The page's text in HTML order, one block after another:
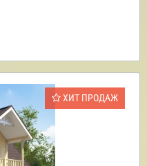
ХИТ ПРОДАЖ